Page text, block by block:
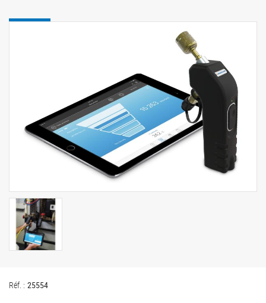
Réf. : 25554